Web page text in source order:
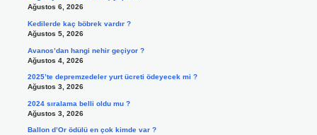
Ağustos 6, 2026
Kedilerde kaç böbrek vardır ?
Ağustos 5, 2026
Avanos’dan hangi nehir geçiyor ?
Ağustos 4, 2026
2025’te depremzedeler yurt ücreti ödeyecek mi ?
Ağustos 3, 2026
2024 sıralama belli oldu mu ?
Ağustos 3, 2026
Ballon d’Or ödülü en çok kimde var ?